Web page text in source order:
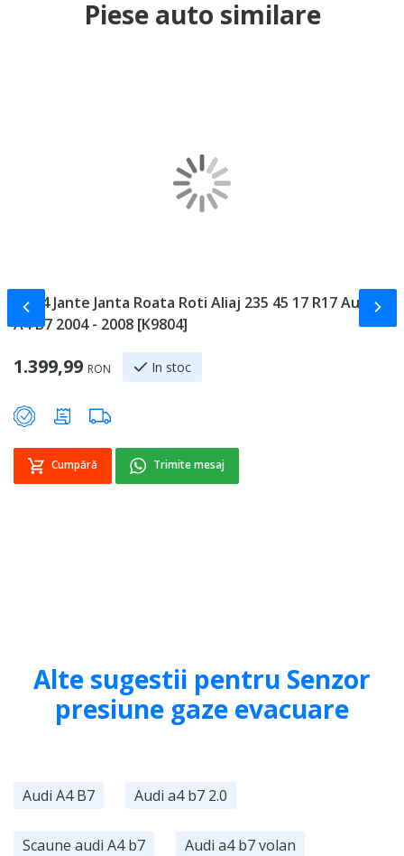
Piese auto similare
Set 4 Jante Janta Roata Roti Aliaj 235 45 17 R17 Audi
A4 B7 2004 - 2008 [K9804]
1.399,99 RON In stoc
Cumpără Trimite mesaj
Slide-ul anterior
Alte sugestii pentru Senzor
presiune gaze evacuare
Audi A4 B7 Audi a4 b7 2.0
Scaune audi A4 b7 Audi a4 b7 volan